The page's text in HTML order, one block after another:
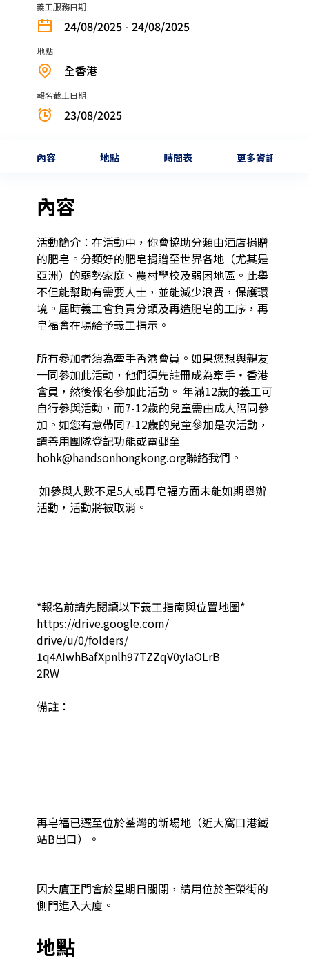
義工服務日期
24/08/2025 - 24/08/2025
地點
全香港
報名截止日期
23/08/2025
內容 地點 時間表 更多資訊
內容
活動簡介：在活動中，你會協助分類由酒店捐贈
的肥皂。分類好的肥皂捐贈至世界各地（尤其是
亞洲）的弱勢家庭、農村學校及弱困地區。此舉
不但能幫助有需要人士，並能減少浪費，保護環
境。屆時義工會負責分類及再造肥皂的工序，再
皂福會在場給予義工指示。
所有參加者須為牽手香港會員。如果您想與親友
一同參加此活動，他們須先註冊成為牽手‧香港
會員，然後報名參加此活動。 年滿12歲的義工可
自行參與活動，而7-12歲的兒童需由成人陪同參
加。如您有意帶同7-12歲的兒童參加是次活動，
請善用團隊登記功能或電郵至
hohk@handsonhongkong.org聯絡我們。
活動，活動將被取消。
*報名前請先閱讀以下義工指南與位置地圖*
https://drive.google.com/
drive/u/0/folders/
1q4AIwhBafXpnlh97TZZqV0yIaOLrB
2RW
備註：
再皂福已遷至位於荃灣的新場地（近大窩口港鐵
站B出口）。
因大廈正門會於星期日關閉，請用位於荃榮街的
側門進入大廈。
地點